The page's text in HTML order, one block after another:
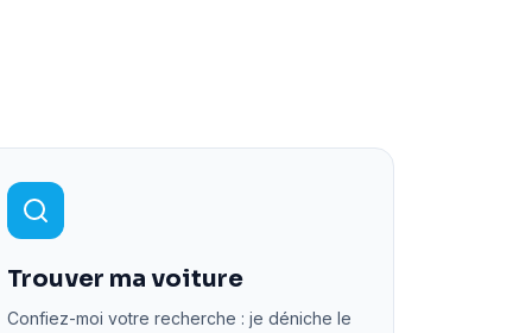
Trouver ma voiture
Confiez-moi votre recherche : je déniche le